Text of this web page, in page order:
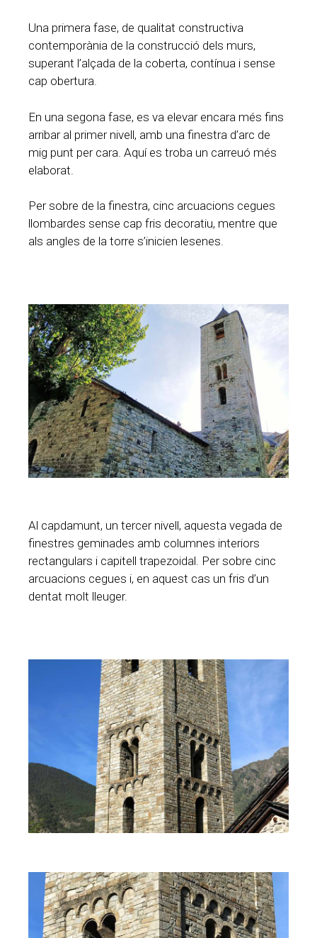
Una primera fase, de qualitat constructiva
contemporània de la construcció dels murs,
superant l’alçada de la coberta, contínua i sense
cap obertura.
En una segona fase, es va elevar encara més fins
arribar al primer nivell, amb una finestra d’arc de
mig punt per cara. Aquí es troba un carreuó més
elaborat.
Per sobre de la finestra, cinc arcuacions cegues
llombardes sense cap fris decoratiu, mentre que
als angles de la torre s’inicien lesenes.
Al capdamunt, un tercer nivell, aquesta vegada de
finestres geminades amb columnes interiors
rectangulars i capitell trapezoidal. Per sobre cinc
arcuacions cegues i, en aquest cas un fris d’un
dentat molt lleuger.